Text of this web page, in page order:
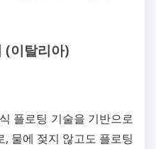
이탈리아)
플로팅 기술을 기반으로
물에 젖지 않고도 플로팅